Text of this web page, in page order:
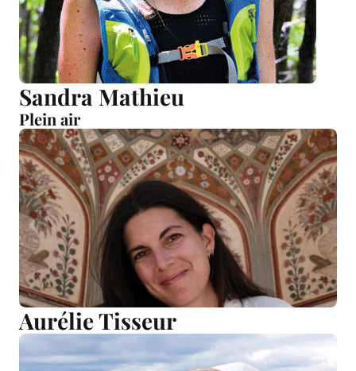
Sandra Mathieu
Plein air
Aurélie Tisseur